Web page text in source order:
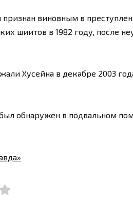
виновным в
шиитов в 1982 году, после
Хусейна в декабре 2003
обнаружен в подвальном